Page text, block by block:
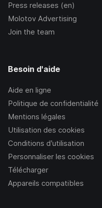
Press releases (en)
Molotov Advertising
Join the team
Besoin d'aide
Aide en ligne
Politique de confidentialité
Mentions légales
Utilisation des cookies
Conditions d’utilisation
Personnaliser les cookies
Télécharger
Appareils compatibles